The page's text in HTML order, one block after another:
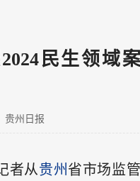
民生领域
贵州日报
者从贵州 省市场监